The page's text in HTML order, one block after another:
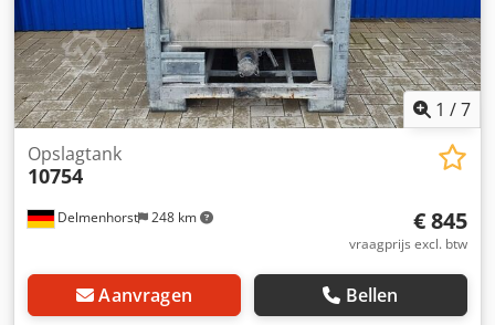
1 /7
Delmenhorst 248 km
Opslagtank
10754
€ 845
vraagprijs excl. btw
Aanvragen Bellen